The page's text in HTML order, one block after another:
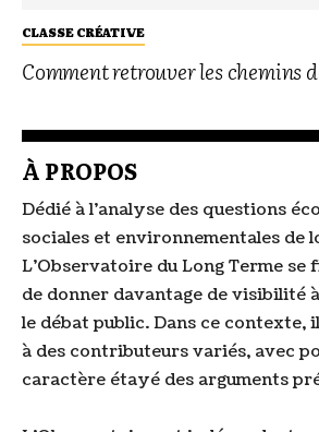
CLASSE CRÉATIVE
Comment retrouver les chemins
À PROPOS
Dédié à l’analyse des questions
sociales et environnementales de
L’Observatoire du Long Terme
de donner davantage de visibilité
le débat public. Dans ce contexte,
à des contributeurs variés, avec
caractère étayé des arguments